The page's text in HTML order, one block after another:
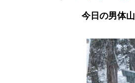
今日の男体山